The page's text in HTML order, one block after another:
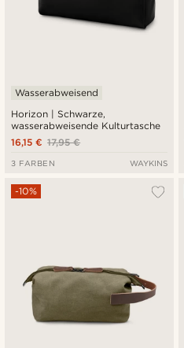
Horizon | Schwarze,
wasserabweisende Kulturtasche
Wasserabweisend
17,95 €
16,15 €
3 FARBEN WAYKINS
-10%